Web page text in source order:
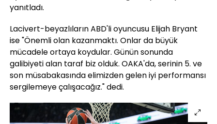
yanıtladı.
Lacivert-beyazlıların ABD'li oyuncusu Elijah Bryant
ise "Önemli olan kazanmaktı. Onlar da büyük
mücadele ortaya koydular. Günün sonunda
galibiyeti alan taraf biz olduk. OAKA'da, serinin 5. ve
son müsabakasında elimizden gelen iyi performansı
sergilemeye çalışacağız." dedi.